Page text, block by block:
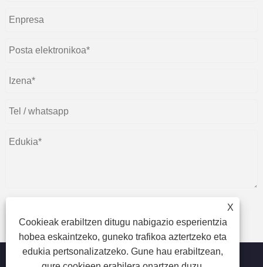
aurkeztu
X
Cookieak erabiltzen ditugu nabigazio esperientzia
hobea eskaintzeko, guneko trafikoa aztertzeko eta
edukia pertsonalizatzeko. Gune hau erabiltzean,